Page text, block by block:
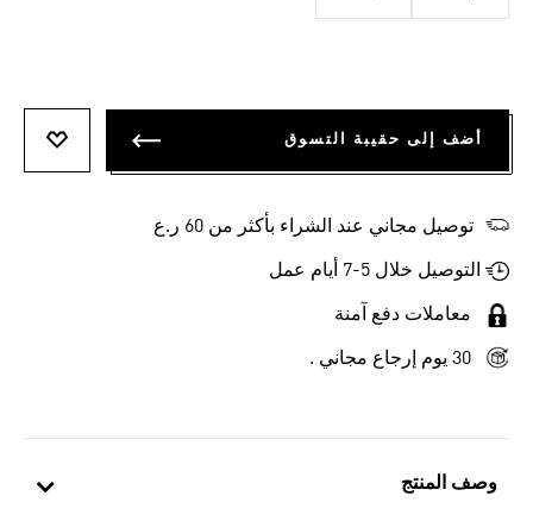
وصف المنتج
أضف إلى حقيبة التسوق
توصيل مجاني عند الشراء بأكثر من 60 ر.ع
التوصيل خلال 5-7 أيام عمل
معاملات دفع آمنة